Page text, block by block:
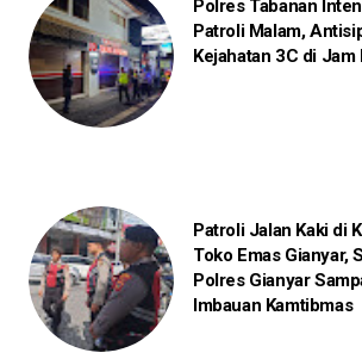
Polres Tabanan
Patroli Malam,
Kejahatan 3C di Jam
Patroli Jalan Kaki di
Toko Emas Gianyar,
Polres Gianyar
Imbauan Kamtibmas